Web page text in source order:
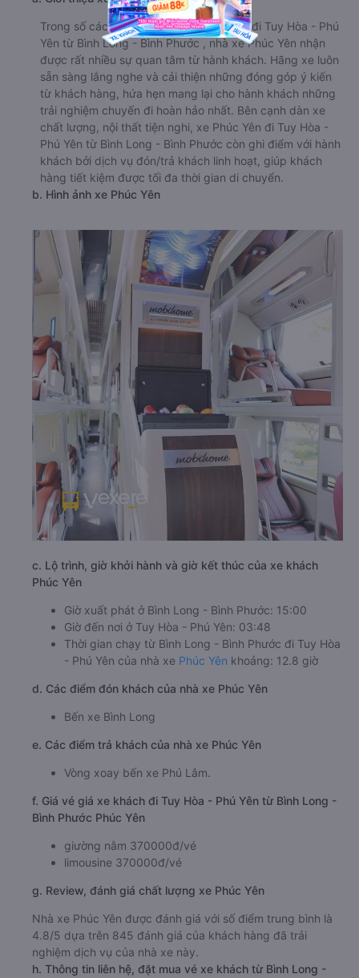
Trong số các hãng xe trên tuyến đường đi Tuy Hòa - Phú
Yên từ Bình Long - Bình Phước , nhà xe Phúc Yên nhận
được rất nhiều sự quan tâm từ hành khách. Hãng xe luôn
sẵn sàng lắng nghe và cải thiện những đóng góp ý kiến
từ khách hàng, hứa hẹn mang lại cho hành khách những
trải nghiệm chuyến đi hoàn hảo nhất. Bên cạnh dàn xe
chất lượng, nội thất tiện nghi, xe Phúc Yên đi Tuy Hòa -
Phú Yên từ Bình Long - Bình Phước còn ghi điểm với hành
khách bởi dịch vụ đón/trả khách linh hoạt, giúp khách
hàng tiết kiệm được tối đa thời gian di chuyển.
b. Hình ảnh xe Phúc Yên
c. Lộ trình, giờ khởi hành và giờ kết thúc của xe khách
Phúc Yên
Giờ xuất phát ở Bình Long - Bình Phước: 15:00
Giờ đến nơi ở Tuy Hòa - Phú Yên: 03:48
Thời gian chạy từ Bình Long - Bình Phước đi Tuy Hòa
- Phú Yên của nhà xe Phúc Yên khoảng: 12.8 giờ
d. Các điểm đón khách của nhà xe Phúc Yên
Bến xe Bình Long
e. Các điểm trả khách của nhà xe Phúc Yên
Vòng xoay bến xe Phú Lâm.
f. Giá vé giá xe khách đi Tuy Hòa - Phú Yên từ Bình Long -
Bình Phước Phúc Yên
giường nằm 370000đ/vé
limousine 370000đ/vé
g. Review, đánh giá chất lượng xe Phúc Yên
Nhà xe Phúc Yên được đánh giá với số điểm trung bình là
4.8/5 dựa trên 845 đánh giá của khách hàng đã trải
nghiệm dịch vụ của nhà xe này.
h. Thông tin liên hệ, đặt mua vé xe khách từ Bình Long -